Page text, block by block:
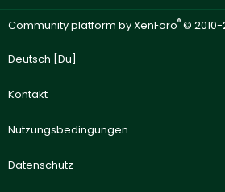
Community platform by XenForo® © 2010-
Deutsch [Du]
Kontakt
Nutzungsbedingungen
Datenschutz